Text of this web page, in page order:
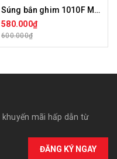
Súng bắn ghim 1010F Meite
580.000₫
600.000₫
mãi hấp dẫn từ
ĐĂNG KÝ NGAY